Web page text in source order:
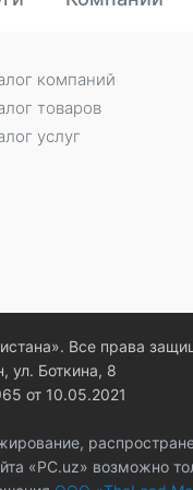
компаний
товаров
услуг
Все права
ул. Боткина, 8
от 10.05.2021
«PC.uz» возможно